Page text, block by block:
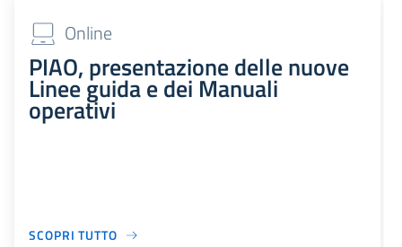
Online
PIAO, presentazione delle nuove
Linee guida e dei Manuali
operativi
SCOPRI TUTTO